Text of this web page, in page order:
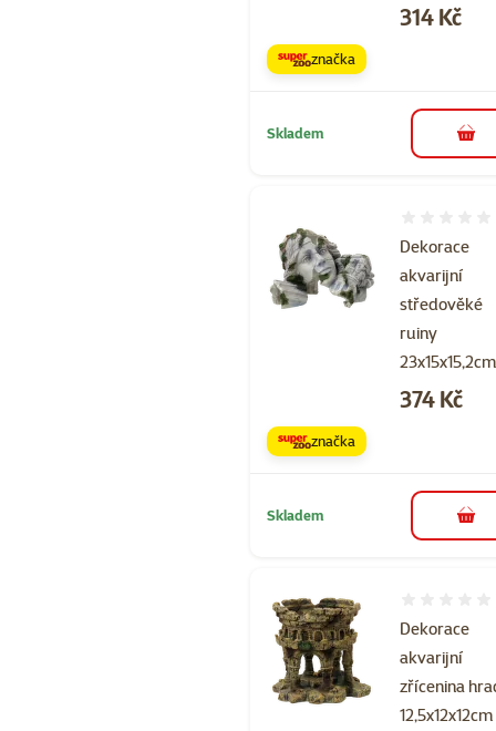
Cena
314 Kč
značka
Skladem do
Dekorace
akvarijní
středověké
ruiny
23x15x15,2cm
Cena
374 Kč
značka
Skladem do
Dekorace
akvarijní
zřícenina
12,5x12x12cm